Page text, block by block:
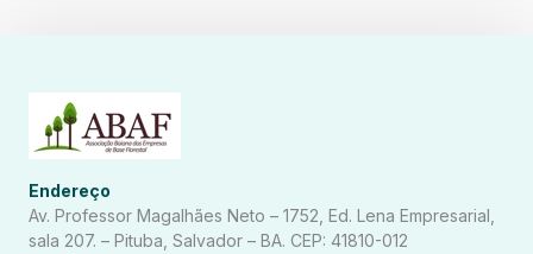
Endereço
Av. Professor Magalhães Neto – 1752, Ed. Lena Empresarial,
sala 207. – Pituba, Salvador – BA. CEP: 41810-012